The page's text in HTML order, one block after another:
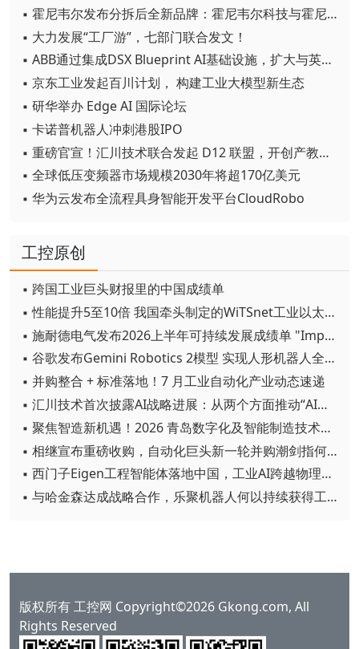
▪ 霍尼韦尔发布分拆后全新品牌：霍尼韦尔科技与霍尼韦尔航空航天
▪ 大力发展“工厂游”，七部门联合发文！
▪ ABB通过集成DSX Blueprint AI基础设施，扩大与英伟达的合作
▪ 京东工业发起百川计划， 构建工业大模型新生态
▪ 研华举办 Edge AI 国际论坛
▪ 卡诺普机器人冲刺港股IPO
▪ 重磅官宣！汇川技术联合发起 D12 联盟，开创产教融合新范式
▪ 全球低压变频器市场规模2030年将超170亿美元
▪ 华为云发布全流程具身智能开发平台CloudRobo
工控原创
▪ 跨国工业巨头财报里的中国成绩单
▪ 性能提升5至10倍 我国牵头制定的WiTSnet工业以太网国际标准正式发布
▪ 施耐德电气发布2026上半年可持续发展成绩单 "Impact 2030"路线图开局稳健
▪ 谷歌发布Gemini Robotics 2模型 实现人形机器人全身智能控制突破
▪ 并购整合 + 标准落地！7 月工业自动化产业动态速递
▪ 汇川技术首次披露AI战略进展：从两个方面推动“AI业务化”落地
▪ 聚焦智造新机遇！2026 青岛数字化及智能制造技术论坛圆满落幕
▪ 相继宣布重磅收购，自动化巨头新一轮并购潮剑指何方？
▪ 西门子Eigen工程智能体落地中国，工业AI跨越物理世界“确定性”拐点
▪ 与哈金森达成战略合作，乐聚机器人何以持续获得工业巨头青睐？
版权所有 工控网 Copyright©2026 Gkong.com, All
Rights Reserved